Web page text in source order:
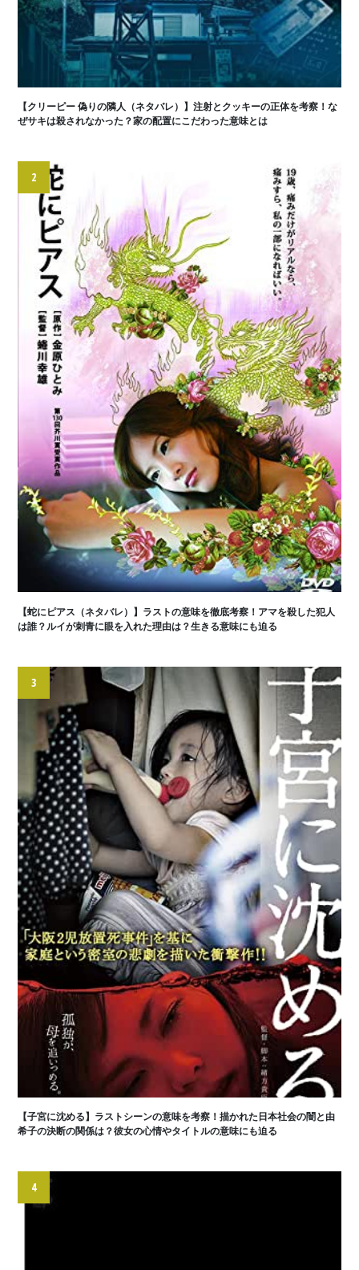
【クリーピー 偽りの隣人（ネタバレ）】注射とクッキーの正体を考察！な
ぜサキは殺されなかった？家の配置にこだわった意味とは
2
【蛇にピアス（ネタバレ）】ラストの意味を徹底考察！アマを殺した犯人
は誰？ルイが刺青に眼を入れた理由は？生きる意味にも迫る
3
【子宮に沈める】ラストシーンの意味を考察！描かれた日本社会の闇と由
希子の決断の関係は？彼女の心情やタイトルの意味にも迫る
4